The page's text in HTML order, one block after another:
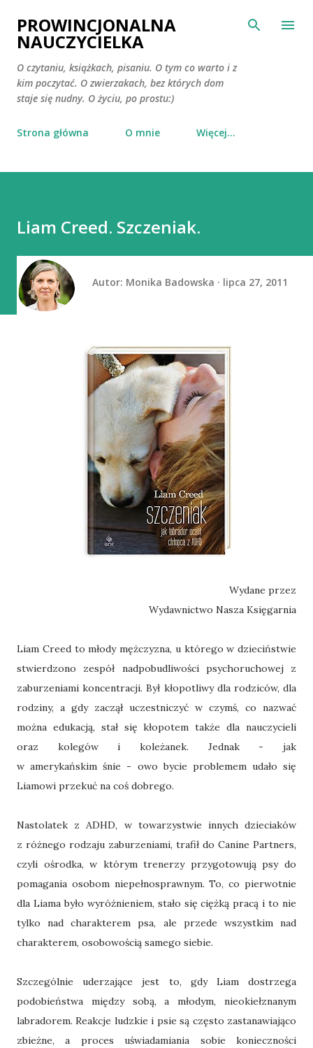
Przejdź do głównej zawartości
PROWINCJONALNA
NAUCZYCIELKA
O czytaniu, książkach, pisaniu. O tym co warto i z
kim poczytać. O zwierzakach, bez których dom
staje się nudny. O życiu, po prostu:)
Strona główna O mnie Więcej…
Liam Creed. Szczeniak.
Autor: Monika Badowska lipca 27, 2011
Wydane przez
Wydawnictwo Nasza Księgarnia
Liam Creed to młody mężczyzna, u którego w dzieciństwie
stwierdzono zespół nadpobudliwości psychoruchowej z
zaburzeniami koncentracji. Był kłopotliwy dla rodziców, dla
rodziny, a gdy zaczął uczestniczyć w czymś, co nazwać
można edukacją, stał się kłopotem także dla nauczycieli
oraz kolegów i koleżanek. Jednak - jak
w amerykańskim śnie - owo bycie problemem udało się
Liamowi przekuć na coś dobrego.
Nastolatek z ADHD, w towarzystwie innych dzieciaków
z różnego rodzaju zaburzeniami, trafił do Canine Partners,
czyli ośrodka, w którym trenerzy przygotowują psy do
pomagania osobom niepełnosprawnym. To, co pierwotnie
dla Liama było wyróżnieniem, stało się ciężką pracą i to nie
tylko nad charakterem psa, ale przede wszystkim nad
charakterem, osobowością samego siebie.
Szczególnie uderzające jest to, gdy Liam dostrzega
podobieństwa między sobą, a młodym, nieokiełznanym
labradorem. Reakcje ludzkie i psie są często zastanawiająco
zbieżne, a proces uświadamiania sobie konieczności